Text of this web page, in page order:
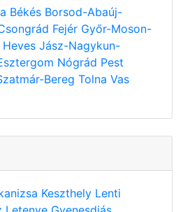
Békés Borsod-Abaúj-
Fejér Győr-Moson-
Heves Jász-Nagykun-
Nógrád Pest
Bereg Tolna Vas
Keszthely Lenti